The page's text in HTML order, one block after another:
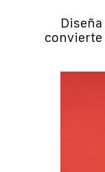
convierte